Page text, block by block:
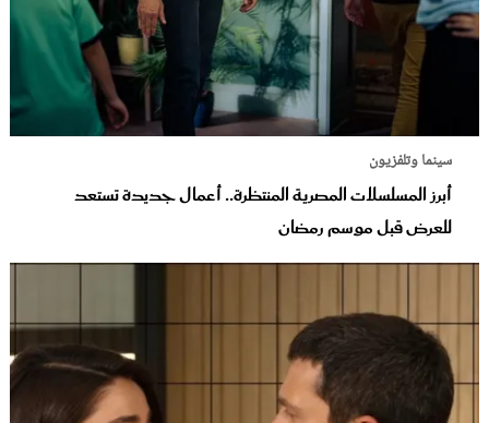
سينما وتلفزيون
أبرز المسلسلات المصرية المنتظرة.. أعمال جديدة تستعد
للعرض قبل موسم رمضان